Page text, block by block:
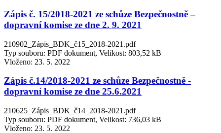
Zápis č. 15/2018-2021 ze schůze Bezpečnostně –
dopravní komise ze dne 2. 9. 2021
210902_Zápis_BDK_č15_2018-2021.pdf
Typ souboru: PDF dokument, Velikost: 803,52 kB
Vloženo: 23. 5. 2022
Zápis č.14/2018-2021 ze schůze Bezpečnostně -
dopravní komise ze dne 25.6.2021
210625_Zápis_BDK_č14_2018-2021.pdf
Typ souboru: PDF dokument, Velikost: 736,03 kB
Vloženo: 23. 5. 2022